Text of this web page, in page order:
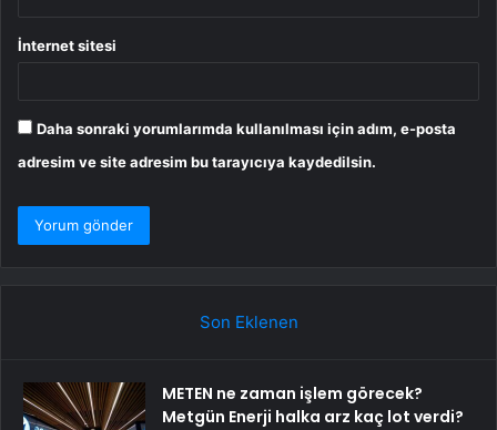
İnternet sitesi
Daha sonraki yorumlarımda kullanılması için adım, e-posta
adresim ve site adresim bu tarayıcıya kaydedilsin.
Son Eklenen
METEN ne zaman işlem görecek?
Metgün Enerji halka arz kaç lot verdi?